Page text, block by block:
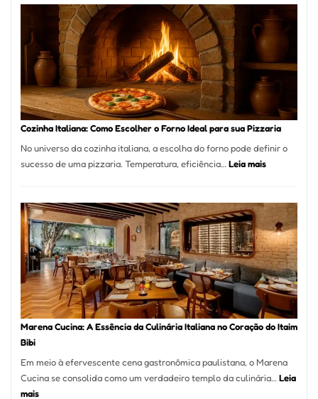
Encontrar
um
Bom
Lugar
para
Comer?
Este
Portal
Resolver
Isso
Cozinha Italiana: Como Escolher o Forno Ideal para sua Pizzaria
No universo da cozinha italiana, a escolha do forno pode definir o
sucesso de uma pizzaria. Temperatura, eficiência…Leia mais:
Como
Escolher
o
Forno
Ideal
para
sua
Pizzaria
Marena Cucina: A Essência da Culinária Italiana no Coração do Itaim
Bibi
Em meio à efervescente cena gastronômica paulistana, o Marena
Cucina se consolida como um verdadeiro templo da culinária… Leia
mais: